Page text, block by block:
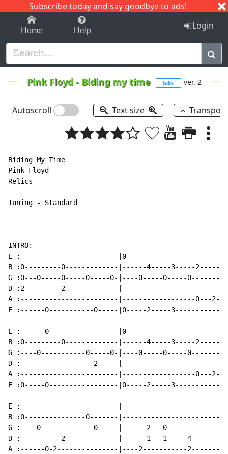
Subscribe today and say goodbye to ads!
1-9 C I J
Home Help Login
Pink Floyd- Biding my time tabs ver. 2
Autoscroll Text size
Biding My Time
Pink Floyd
Relics
Tuning - Standard
INTRO:
E :------------------------|0-----------------------|
B :0---------0-------------|------4-----3-----2-----|
G :0---0-----0-----0-----0-|----0-----0-----0-------|
D :2---------2-------------|------------------------|
A :------------------------|------------------0---2-|
E :------0-----------0-----|0-----2-----3-----------|
E :------0-----------------|0-----------------------|
B :0---------0-------------|------4-----3-----2-----|
G :----0-----------0-----0-|----0-----0-----0-------|
D :------------------2-----|------------------------|
A :------------------------|------------------0---2-|
E :0-----0-----------------|0-----2-----3-----------|
E :------------------------|------------------------|
B :0---------------0-------|------------------------|
G :----0-------------0-----|------2---0-------------|
D :----------2-------------|------1---1-----4-------|
A :------0-2---------------|----2-----------2-------|